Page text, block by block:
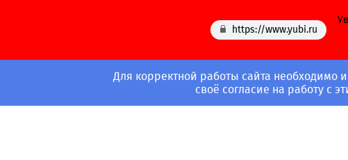
Для корректной работы сайта необходимо
своё согласие на работу с
https://www.yubi.ru